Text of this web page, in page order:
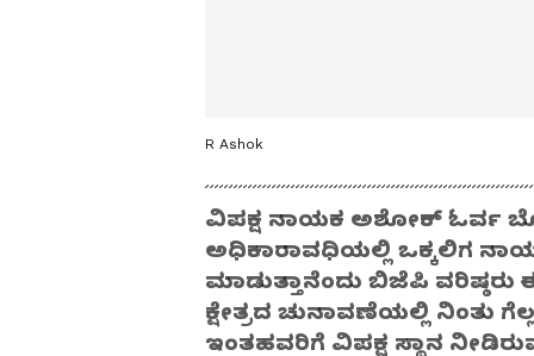
R Ashok
ವಿಪಕ್ಷ ನಾಯಕ ಅಶೋಕ್ ಓರ್ವ
ಅಧಿಕಾರಾವಧಿಯಲ್ಲಿ ಒಕ್ಕಲಿಗ
ಮಾಡುತ್ತಾನೆಂದು ಬಿಜೆಪಿ ವರಿಷ್ಠರು
ಕ್ಷೇತ್ರದ ಚುನಾವಣೆಯಲ್ಲಿ ನಿಂತು
ಇಂತಹವರಿಗೆ ವಿಪಕ್ಷ ಸ್ಥಾನ